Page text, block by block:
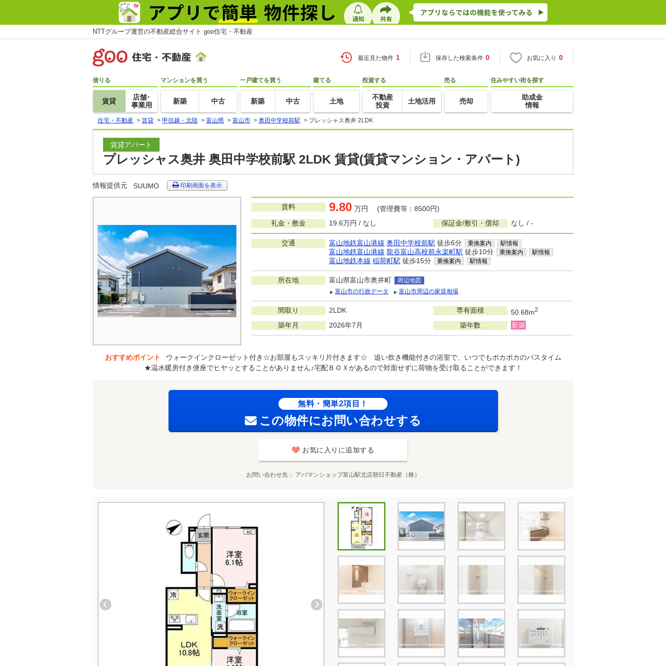
NTTグループ運営の不動産総合サイト goo住宅・不動産
最近見た物件 1 保存した検索条件 0 お気に入り 0
借りる
賃貸
店舗･
事業用
マンションを買う
新築 中古
一戸建てを買う
新築 中古
建てる
土地
投資する
不動産
投資
土地活用
売る
売却
住みやすい街を探す
助成金
情報
住宅・不動産 > 賃貸 > 甲信越・北陸 > 富山県 > 富山市 > 奥田中学校前駅 > プレッシャス奥井 2LDK
賃貸アパート
プレッシャス奥井 奥田中学校前駅 2LDK 賃貸(賃貸マンション・アパート)
情報提供元 SUUMO 印刷画面を表示
賃料 9.80 万円 (管理費等：8500円)
礼金・敷金
19.6万円 / なし 保証金/敷引・償却 なし / -
交通 富山地鉄富山港線 奥田中学校前駅 徒歩6分 乗換案内 駅情報
富山地鉄富山港線 龍谷富山高校前永楽町駅 徒歩10分 乗換案内 駅情報
富山地鉄本線 稲荷町駅 徒歩15分 乗換案内 駅情報
所在地 富山県富山市奥井町
周辺地図
富山市の行政データ
富山市周辺の家賃相場
間取り 2LDK 専有面積 50.68m2
築年月 2026年7月 築年数 新築
おすすめポイント
ウォークインクローゼット付き☆お部屋もスッキリ片付きます☆ 追い炊き機能付きの浴室で、いつでもポカポカのバスタイム
★温水暖房付き便座でヒヤッとすることがありません♪宅配ＢＯＸがあるので対面せずに荷物を受け取ることができます！
無料・簡単2項目！
この物件にお問い合わせする
お気に入りに追加する
お問い合わせ先 アパマンショップ富山駅北店朝日不動産（株）